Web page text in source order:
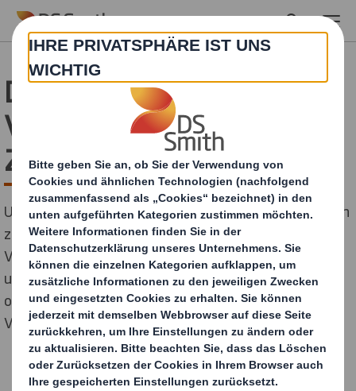
Skip to main content
DS Smith optimiert
Versandverpackung für
Zalando
Um die Verpackungsprozesse in seinen Logistikzentren
zu beschleunigen, hat Zalando seine gebräuchlichste
Versandverpackungsgröße einem Re-Design
unterzogen. Entwicklungspartner und Lieferant der
optimierten Lösung ist der Display- und
Verpackungshersteller DS Smith.